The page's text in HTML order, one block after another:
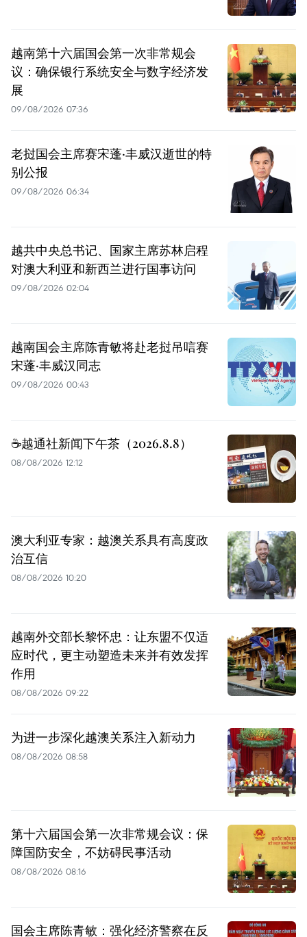
越南第十六届国会第一次非常规会
议：确保银行系统安全与数字经济发
展
09/08/2026 07:36
老挝国会主席赛宋蓬·丰威汉逝世的特
别公报
09/08/2026 06:34
越共中央总书记、国家主席苏林启程
对澳大利亚和新西兰进行国事访问
09/08/2026 02:04
越南国会主席陈青敏将赴老挝吊唁赛
宋蓬·丰威汉同志
09/08/2026 00:43
☕️越通社新闻下午茶（2026.8.8）
08/08/2026 12:12
澳大利亚专家：越澳关系具有高度政
治互信
08/08/2026 10:20
越南外交部长黎怀忠：让东盟不仅适
应时代，更主动塑造未来并有效发挥
作用
08/08/2026 09:22
为进一步深化越澳关系注入新动力
08/08/2026 08:58
第十六届国会第一次非常规会议：保
障国防安全，不妨碍民事活动
08/08/2026 08:16
国会主席陈青敏：强化经济警察在反